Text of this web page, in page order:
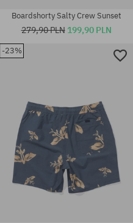
Boardshorty Salty Crew Sunset
279,90 PLN 199,90 PLN
-23%